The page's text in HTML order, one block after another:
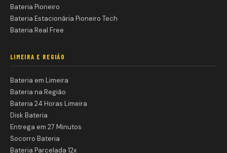
Bateria Pioneiro
Bateria Estacionária Pioneiro Tech
Bateria Real Free
LIMEIRA E REGIÃO
Bateria em Limeira
Bateria na Região
Bateria 24 Horas Limeira
Disk Bateria
Entrega em 27 Minutos
Socorro Bateria
Bateria Parcelada 12x